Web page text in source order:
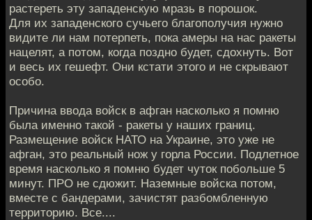
растереть эту западенскую мразь в порошок.
Для их западенского сучьего благополучия нужно
видите ли нам потерпеть, пока амеры на нас ракеты
нацелят, а потом, когда поздно будет, сдохнуть. Вот
и весь их гешефт. Они кстати этого и не скрывают
особо.
Причина ввода войск в афган насколько я помню
была именно такой - ракеты у наших границ.
Размещение войск НАТО на Украине, это уже не
афган, это реальный нож у горла России. Подлетное
время насколько я помню будет чуток побольше 5
минут. ПРО не сдюжит. Наземные войска потом,
вместе с бандерами, зачистят разбомбленную
территорию. Все....